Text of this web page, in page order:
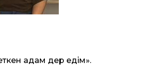
адам дер едім».